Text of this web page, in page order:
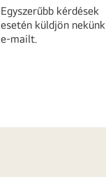
Egyszerűbb kérdések
esetén küldjön nekünk
e-mailt.